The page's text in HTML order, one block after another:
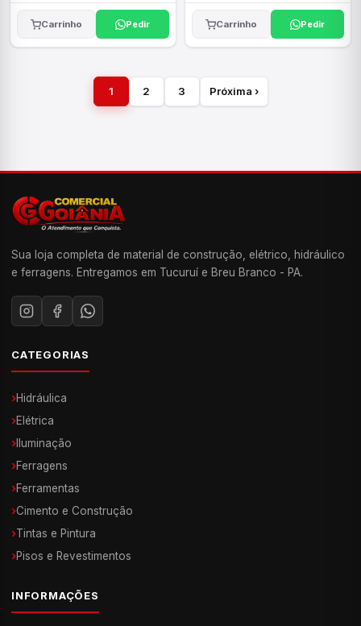
Carrinho Pedir Carrinho Pedir
1 2 3 Próxima ›
Sua loja completa de material de construção, elétrico, hidráulico
e ferragens. Entregamos em Tucuruí e Breu Branco - PA.
CATEGORIAS
›Hidráulica
›Elétrica
› Iluminação
›Ferragens
›Ferramentas
›Cimento e Construção
›Tintas e Pintura
›Pisos e Revestimentos
INFORMAÇÕES